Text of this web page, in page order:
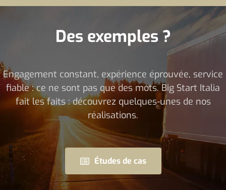
Des exemples ?
Engagement constant, expérience éprouvée, service
fiable : ce ne sont pas que des mots. Big Start Italia
fait les faits : découvrez quelques-unes de nos
réalisations.
Études de cas